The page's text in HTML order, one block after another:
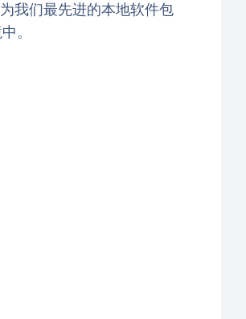
为我们最先进的本地软件包
。